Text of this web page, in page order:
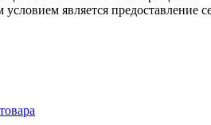
условием является предоставление